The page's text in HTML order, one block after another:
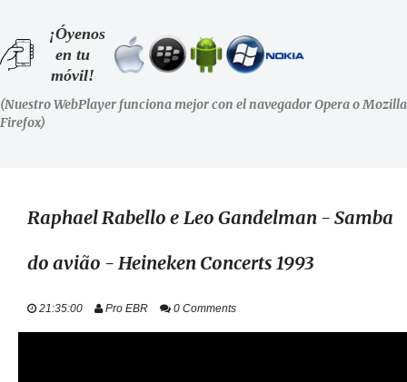
SHOWS
LA RADIO
STAFF
EVENTOS
+ INFO
¡Óyenos
en tu
móvil!
(Nuestro WebPlayer funciona mejor con el navegador Opera o Mozilla
Firefox)
Raphael Rabello e Leo Gandelman - Samba
do avião - Heineken Concerts 1993
21:35:00 Pro EBR 0 Comments